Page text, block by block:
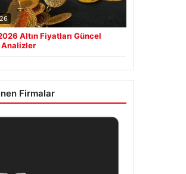
Altın Fiyatları Güncel
Analizler
Firmalar